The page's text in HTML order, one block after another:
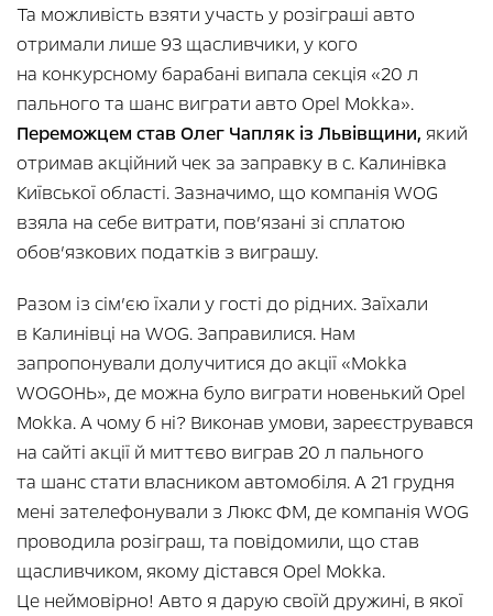
Та можливість взяти участь у розіграші авто
отримали лише 93 щасливчики, у кого
на конкурсному барабані випала секція «20 л
пального та шанс виграти авто Opel Mokka».
Переможцем став Олег Чапляк із Львівщини, який
отримав акційний чек за заправку в с. Калинівка
Київської області. Зазначимо, що компанія WOG
взяла на себе витрати, пов’язані зі сплатою
обов’язкових податків з виграшу.
Разом із сім’єю їхали у гості до рідних. Заїхали
в Калинівці на WOG. Заправилися. Нам
запропонували долучитися до акції «Mokka
WOGОНЬ», де можна було виграти новенький Opel
Mokka. А чому б ні? Виконав умови, зареєструвався
на сайті акції й миттєво виграв 20 л пального
та шанс стати власником автомобіля. А 21 грудня
мені зателефонували з Люкс ФМ, де компанія WOG
проводила розіграш, та повідомили, що став
щасливчиком, якому дістався Opel Mokka.
Це неймовірно! Авто я дарую своїй дружині, в якої